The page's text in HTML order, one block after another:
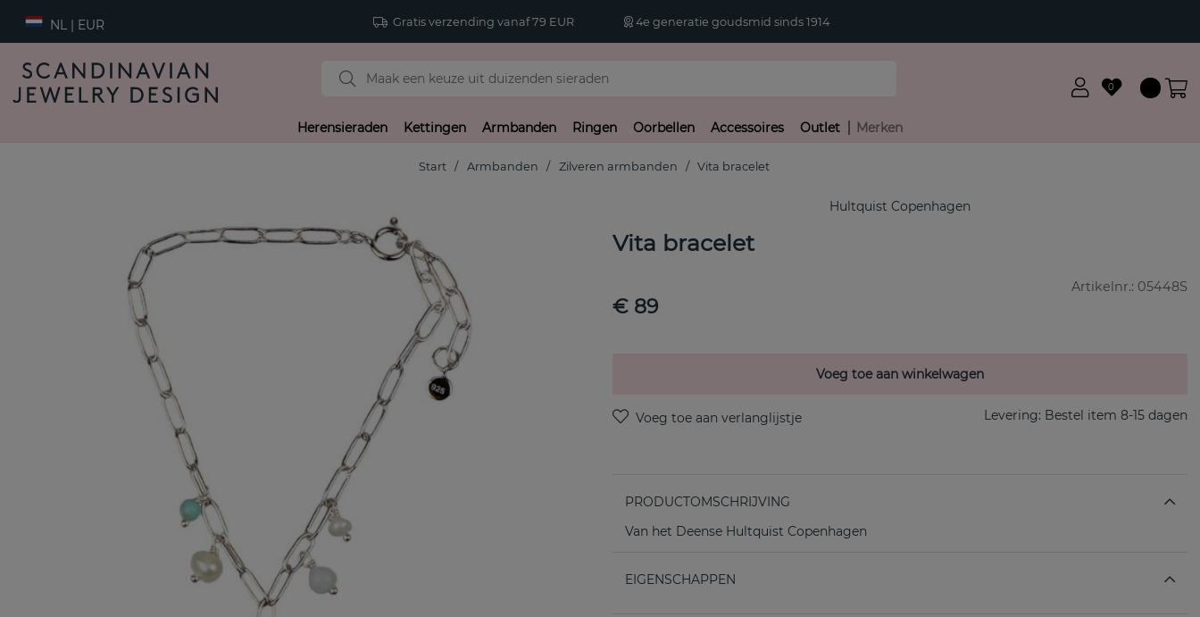
NL | EUR Gratis verzending vanaf 79 EUR 4e generatie goudsmid sinds 1914
0
Herensieraden Kettingen Armbanden Ringen Oorbellen Accessoires Outlet Merken
Start Armbanden Zilveren armbanden Vita bracelet
Hultquist Copenhagen
Vita bracelet
Artikelnr.: 05448S
€ 89
Voeg toe aan winkelwagen
Levering: Bestel item 8-15 dagen
PRODUCTOMSCHRIJVING
Van het Deense Hultquist Copenhagen
EIGENSCHAPPEN